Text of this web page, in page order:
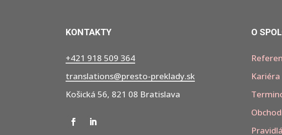
KONTAKTY
+421 918 509 364
translations@presto-preklady.sk
Košická 56, 821 08 Bratislava
O
Kariéra